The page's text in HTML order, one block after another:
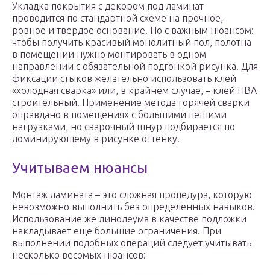
Укладка покрытия с декором под ламинат
проводится по стандартной схеме на прочное,
ровное и твердое основание. Но с важным нюансом:
чтобы получить красивый монолитный пол, полотна
в помещении нужно монтировать в одном
направлении с обязательной подгонкой рисунка. Для
фиксации стыков желательно использовать клей
«холодная сварка» или, в крайнем случае, – клей ПВА
строительный. Применение метода горячей сварки
оправдано в помещениях с большими пешими
нагрузками, но сварочный шнур подбирается по
доминирующему в рисунке оттенку.
Учитываем нюансы
Монтаж ламината – это сложная процедура, которую
невозможно выполнить без определенных навыков.
Использование же линолеума в качестве подложки
накладывает еще большие ограничения. При
выполнении подобных операций следует учитывать
несколько весомых нюансов: